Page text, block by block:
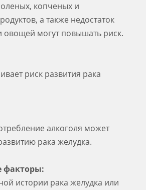
копченых и
а также недостаток
овощей могут повышать риск.
риск развития рака
алкоголя может
рака желудка.
факторы:
истории рака желудка или